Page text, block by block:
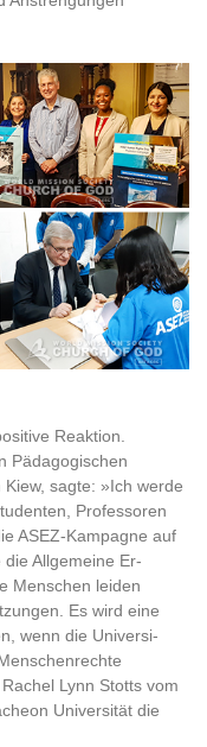
Reaktion.
Pädagogischen
sagte: »Ich werde
Professoren
ASEZ-Kampagne auf
Allgemeine Er-
Menschen leiden
Es wird eine
wenn die Universi-
Lynn Stotts vom
Universität die